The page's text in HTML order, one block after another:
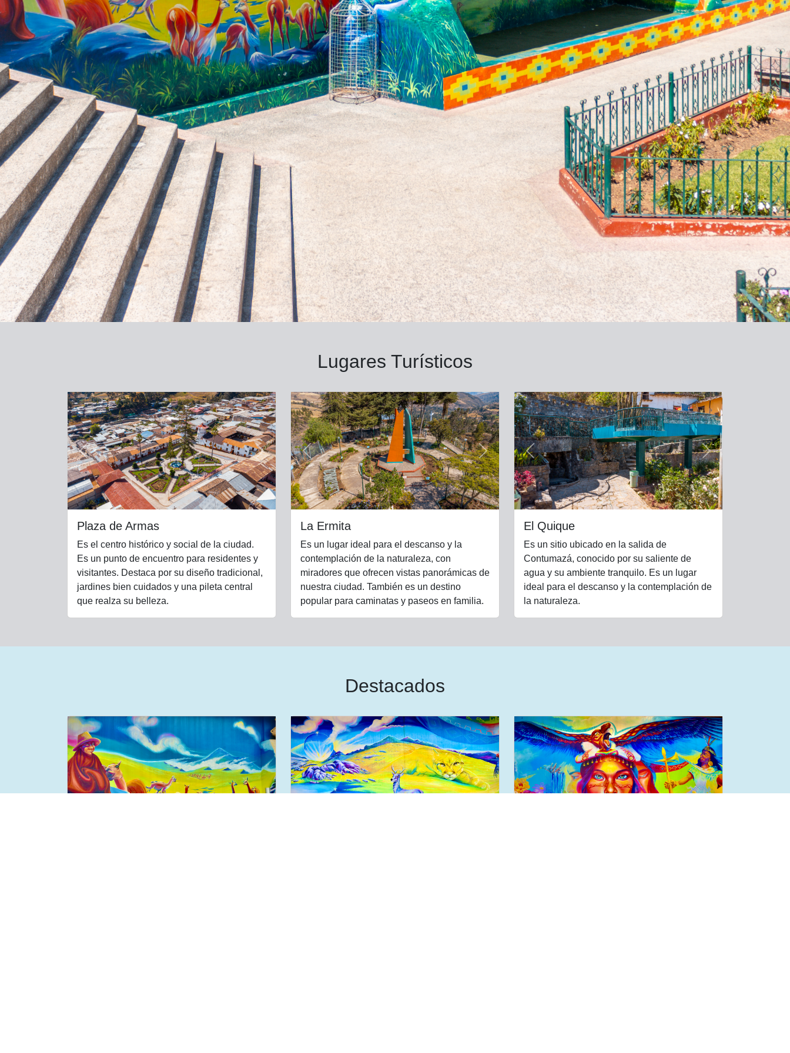
Lugares Turísticos
Previous Next
Plaza de Armas
Es el centro histórico y social de la ciudad.
Es un punto de encuentro para residentes y
visitantes. Destaca por su diseño tradicional,
jardines bien cuidados y una pileta central
que realza su belleza.
Previous Next
La Ermita
Es un lugar ideal para el descanso y la
contemplación de la naturaleza, con
miradores que ofrecen vistas panorámicas de
nuestra ciudad. También es un destino
popular para caminatas y paseos en familia.
Previous Next
El Quique
Es un sitio ubicado en la salida de
Contumazá, conocido por su saliente de
agua y su ambiente tranquilo. Es un lugar
ideal para el descanso y la contemplación de
la naturaleza.
Destacados